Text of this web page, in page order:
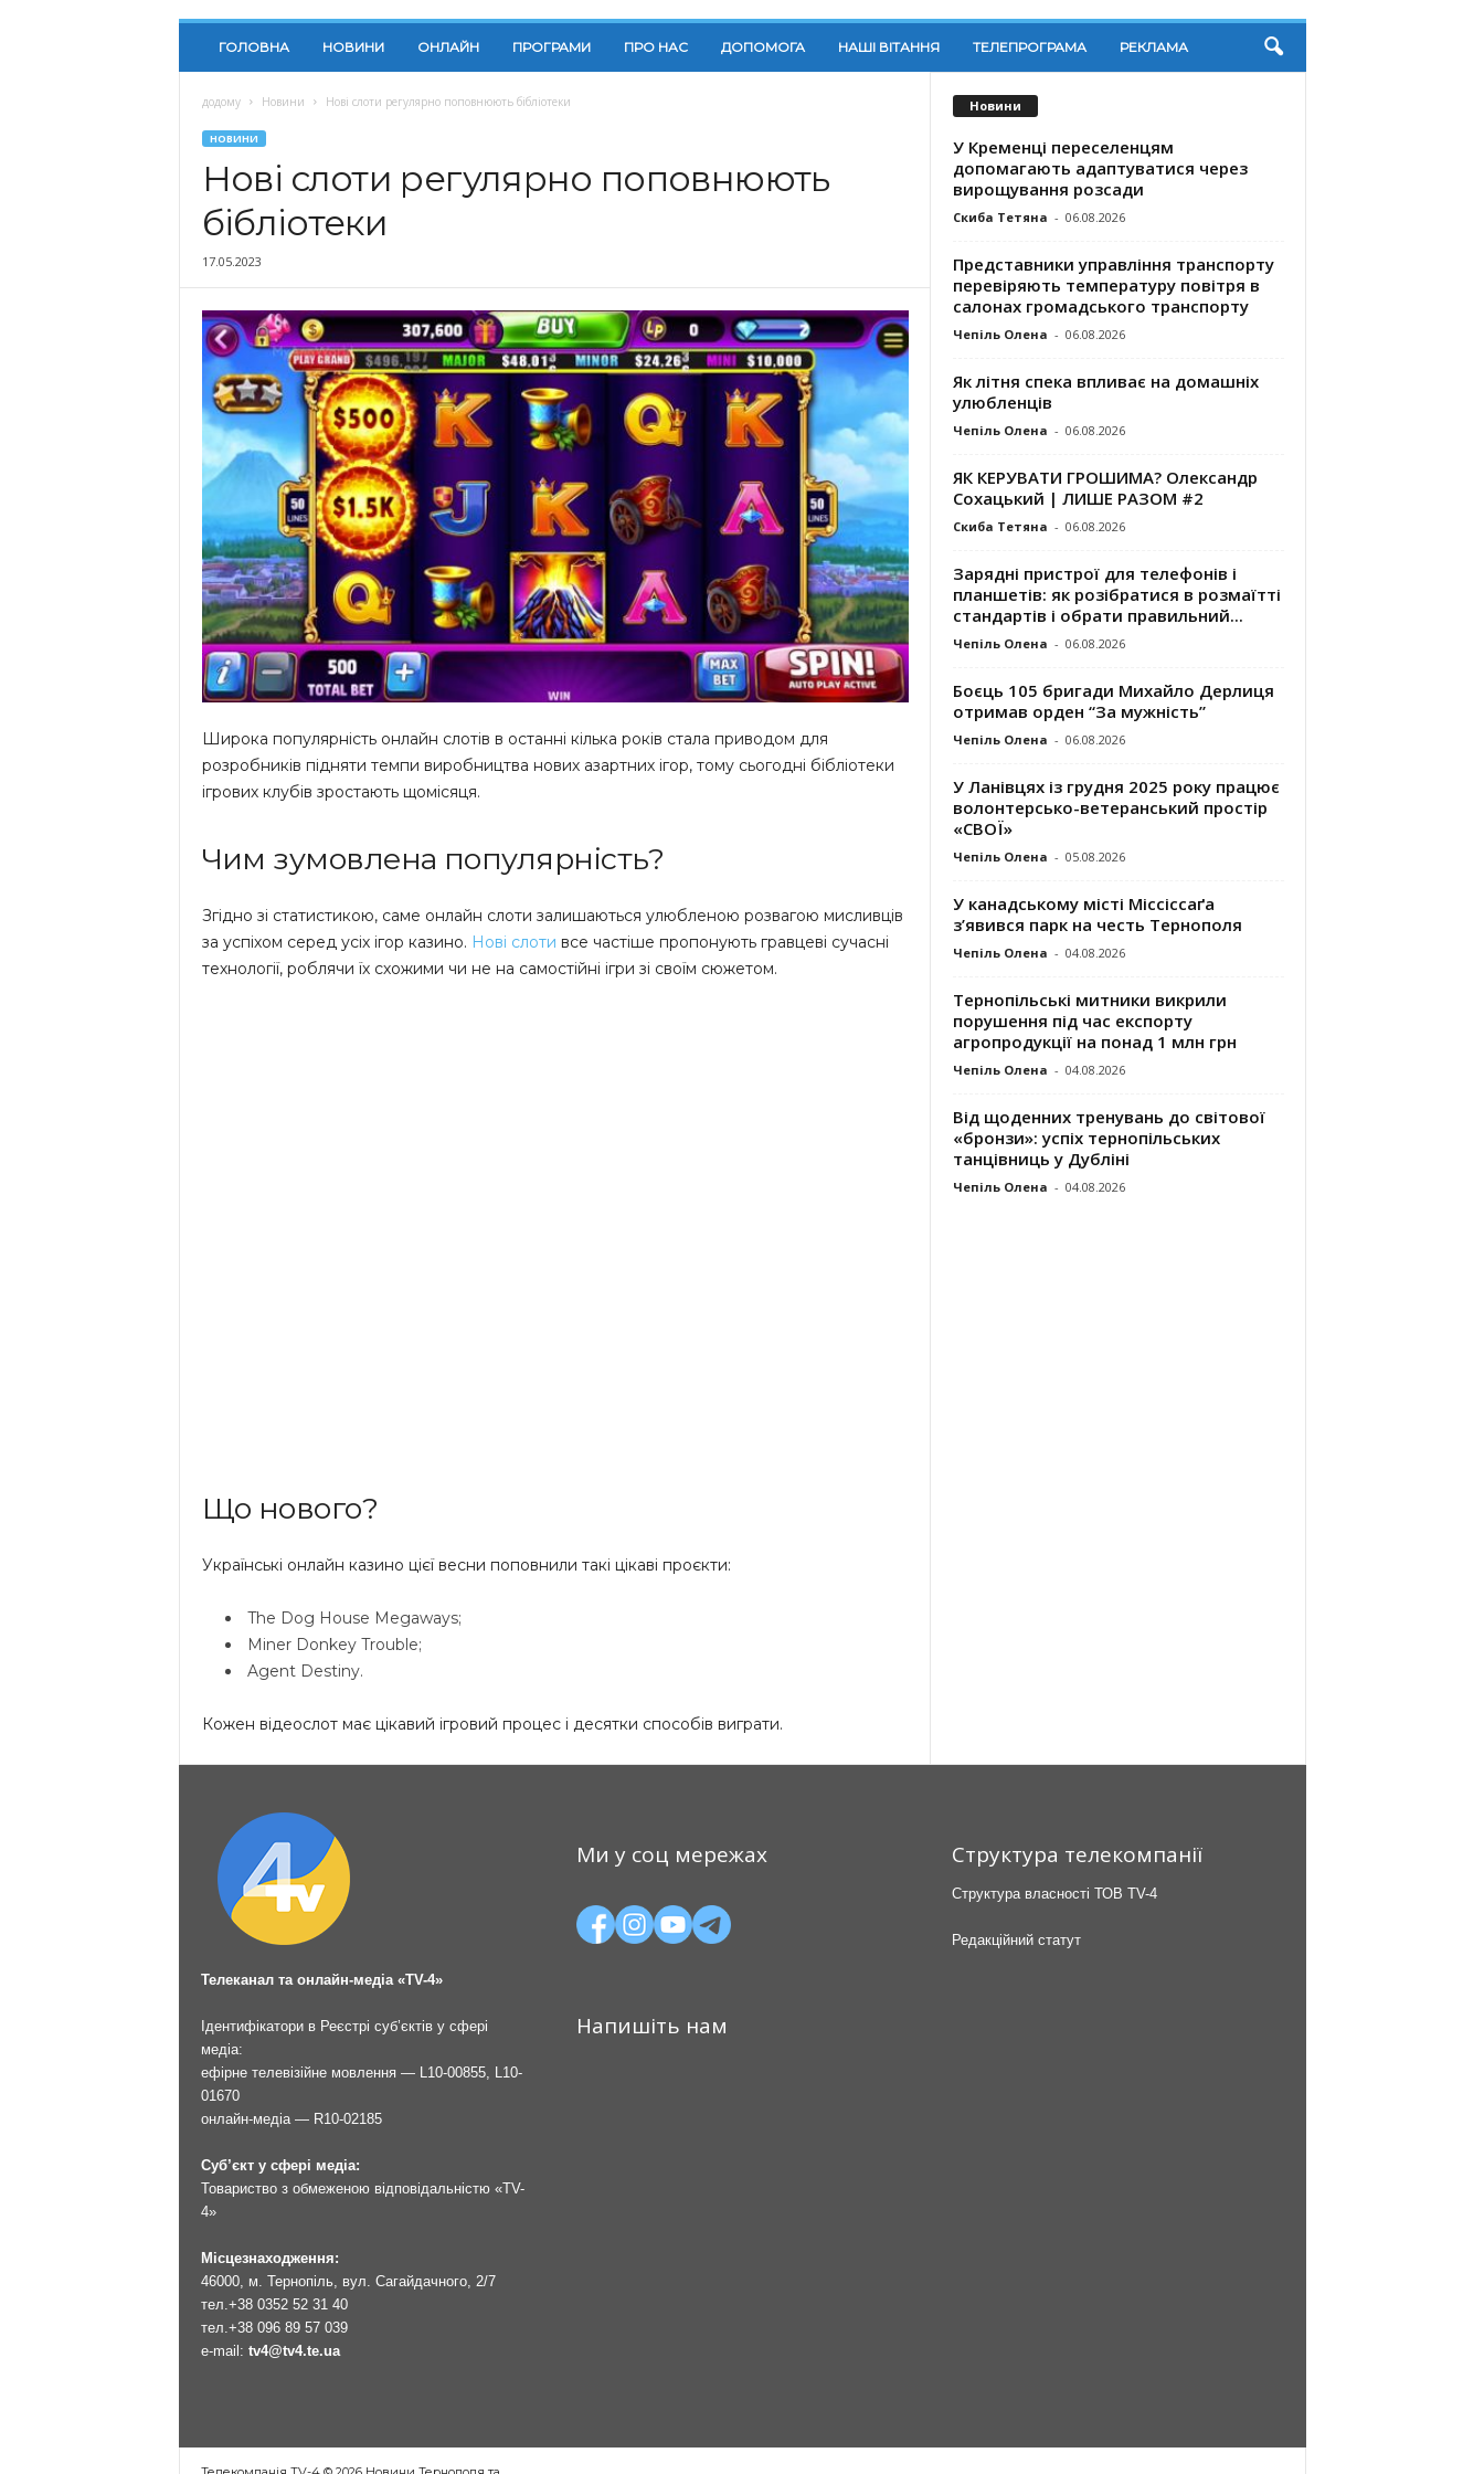
ГОЛОВНА НОВИНИ ОНЛАЙН ПРОГРАМИ ПРО НАС ДОПОМОГА НАШІ ВІТАННЯ ТЕЛЕПРОГРАМА РЕКЛАМА
додому Новини Нові слоти регулярно поповнюють бібліотеки
НОВИНИ
Нові слоти регулярно поповнюють
бібліотеки
17.05.2023
Широка популярність онлайн слотів в останні кілька років стала приводом для
розробників підняти темпи виробництва нових азартних ігор, тому сьогодні бібліотеки
ігрових клубів зростають щомісяця.
Чим зумовлена популярність?
Згідно зі статистикою, саме онлайн слоти залишаються улюбленою розвагою мисливців
за успіхом серед усіх ігор казино. Нові слоти все частіше пропонують гравцеві сучасні
технології, роблячи їх схожими чи не на самостійні ігри зі своїм сюжетом.
Що нового?
Українські онлайн казино цієї весни поповнили такі цікаві проєкти:
The Dog House Megaways;
Miner Donkey Trouble;
Agent Destiny.
Кожен відеослот має цікавий ігровий процес і десятки способів виграти.
Новини
У Кременці переселенцям
допомагають адаптуватися через
вирощування розсади
Скиба Тетяна - 06.08.2026
Представники управління транспорту
перевіряють температуру повітря в
салонах громадського транспорту
Чепіль Олена - 06.08.2026
Як літня спека впливає на домашніх
улюбленців
Чепіль Олена - 06.08.2026
ЯК КЕРУВАТИ ГРОШИМА? Олександр
Сохацький | ЛИШЕ РАЗОМ #2
Скиба Тетяна - 06.08.2026
Зарядні пристрої для телефонів і
планшетів: як розібратися в розмаїтті
стандартів і обрати правильний...
Чепіль Олена - 06.08.2026
Боєць 105 бригади Михайло Дерлиця
отримав орден “За мужність”
Чепіль Олена - 06.08.2026
У Ланівцях із грудня 2025 року працює
волонтерсько-ветеранський простір
«СВОЇ»
Чепіль Олена - 05.08.2026
У канадському місті Міссіссаґа
з’явився парк на честь Тернополя
Чепіль Олена - 04.08.2026
Тернопільські митники викрили
порушення під час експорту
агропродукції на понад 1 млн грн
Чепіль Олена - 04.08.2026
Від щоденних тренувань до світової
«бронзи»: успіх тернопільських
танцівниць у Дубліні
Чепіль Олена - 04.08.2026
Телеканал та онлайн-медіа «TV-4»
Ідентифікатори в Реєстрі суб’єктів у сфері
медіа:
ефірне телевізійне мовлення — L10-00855, L10-
01670
онлайн-медіа — R10-02185
Суб’єкт у сфері медіа:
Товариство з обмеженою відповідальністю «TV-
4»
Місцезнаходження:
46000, м. Тернопіль, вул. Сагайдачного, 2/7
тел.+38 0352 52 31 40
тел.+38 096 89 57 039
e-mail: tv4@tv4.te.ua
Ми у соц мережах
Напишіть нам
Структура телекомпанії
Структура власності ТОВ TV-4
Редакційний статут